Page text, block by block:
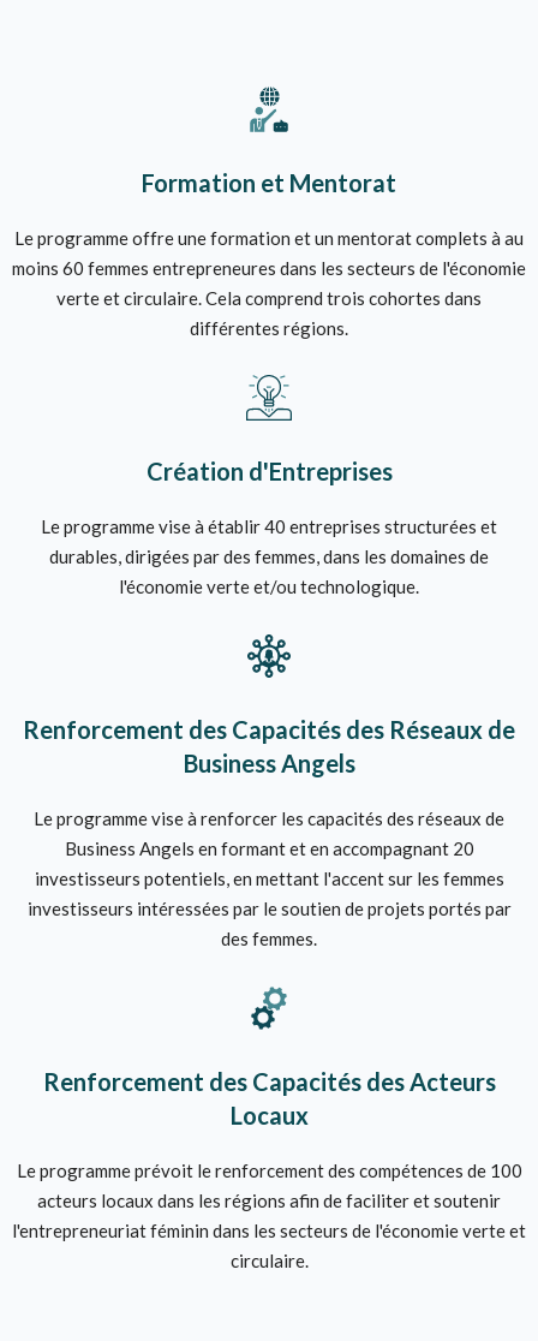
Formation et Mentorat
Le programme offre une formation et un mentorat complets à au
moins 60 femmes entrepreneures dans les secteurs de l'économie
verte et circulaire. Cela comprend trois cohortes dans
différentes régions.
Création d'Entreprises
Le programme vise à établir 40 entreprises structurées et
durables, dirigées par des femmes, dans les domaines de
l'économie verte et/ou technologique.
Renforcement des Capacités des Réseaux de
Business Angels
Le programme vise à renforcer les capacités des réseaux de
Business Angels en formant et en accompagnant 20
investisseurs potentiels, en mettant l'accent sur les femmes
investisseurs intéressées par le soutien de projets portés par
des femmes.
Renforcement des Capacités des Acteurs
Locaux
Le programme prévoit le renforcement des compétences de 100
acteurs locaux dans les régions afin de faciliter et soutenir
l'entrepreneuriat féminin dans les secteurs de l'économie verte et
circulaire.